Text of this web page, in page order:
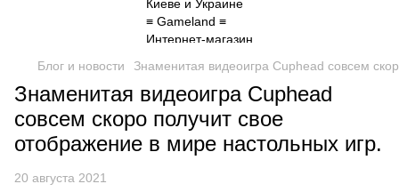
Блог и новости Знаменитая видеоигра Cuphead совсем
Знаменитая видеоигра Cuphead
совсем скоро получит свое
отображение в мире настольных игр.
20 августа 2021